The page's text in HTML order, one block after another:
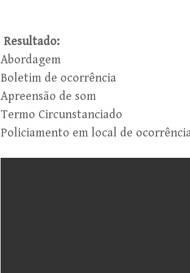
Resultado:
Abordagem
Boletim de ocorrência
Apreensão de som
Termo Circunstanciado
Policiamento em local de